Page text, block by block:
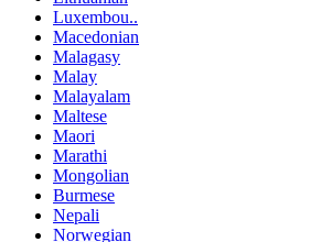
Luxembou..
Macedonian
Malagasy
Malay
Malayalam
Maltese
Maori
Marathi
Mongolian
Burmese
Nepali
Norwegian